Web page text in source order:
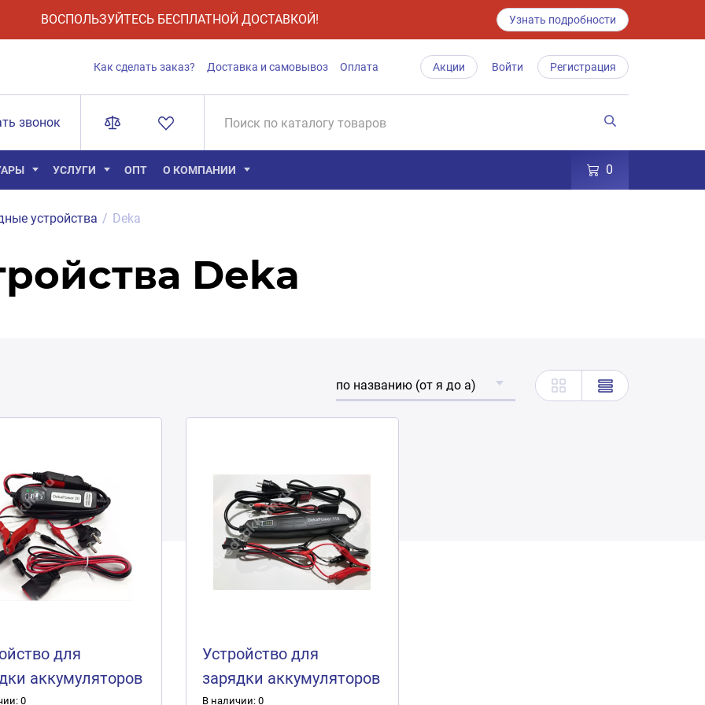
ВОСПОЛЬЗУЙТЕСЬ БЕСПЛАТНОЙ ДОСТАВКОЙ! Узнать подробности
Как сделать заказ? Доставка и самовывоз Оплата Акции Войти Регистрация
звонок
УСЛУГИ ОПТ О КОМПАНИИ 0
устройства / Deka
Deka
по названию (от я до а)
для
аккумуляторов
0
Устройство для
зарядки аккумуляторов
В наличии: 0